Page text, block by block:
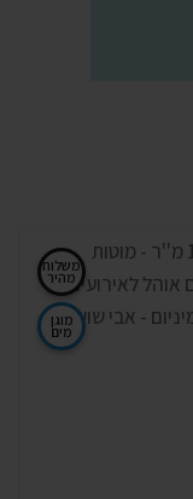
משלוח
מהיר
מוגן
מים